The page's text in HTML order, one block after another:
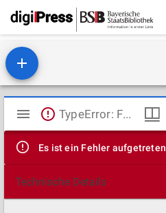
Mirador
Viewer
TypeError: Failed to fetch
Es ist ein Fehler aufgetreten
Technische Details